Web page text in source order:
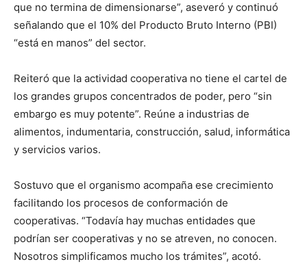
que no termina de dimensionarse”, aseveró y continuó
señalando que el 10% del Producto Bruto Interno (PBI)
“está en manos” del sector.
Reiteró que la actividad cooperativa no tiene el cartel de
los grandes grupos concentrados de poder, pero “sin
embargo es muy potente”. Reúne a industrias de
alimentos, indumentaria, construcción, salud, informática
y servicios varios.
Sostuvo que el organismo acompaña ese crecimiento
facilitando los procesos de conformación de
cooperativas. “Todavía hay muchas entidades que
podrían ser cooperativas y no se atreven, no conocen.
Nosotros simplificamos mucho los trámites”, acotó.